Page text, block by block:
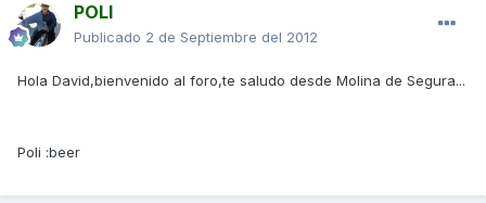
POLI
Publicado 2 de Septiembre del 2012
Hola David,bienvenido al foro,te saludo desde Molina de Segura...
Poli :beer